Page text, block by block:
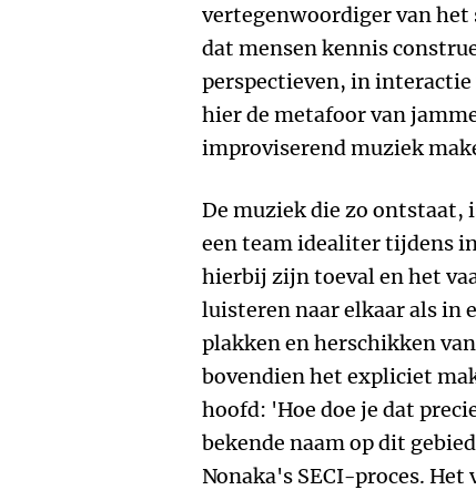
vertegenwoordiger van
dat mensen kennis
perspectieven, in
hier de metafoor van
improviserend muziek
De muziek die zo ontstaat,
een team idealiter tijdens
hierbij zijn toeval en het
luisteren naar elkaar als in
plakken en herschikken
bovendien het expliciet
hoofd: 'Hoe doe je dat
bekende naam op dit
Nonaka's SECI-proces.